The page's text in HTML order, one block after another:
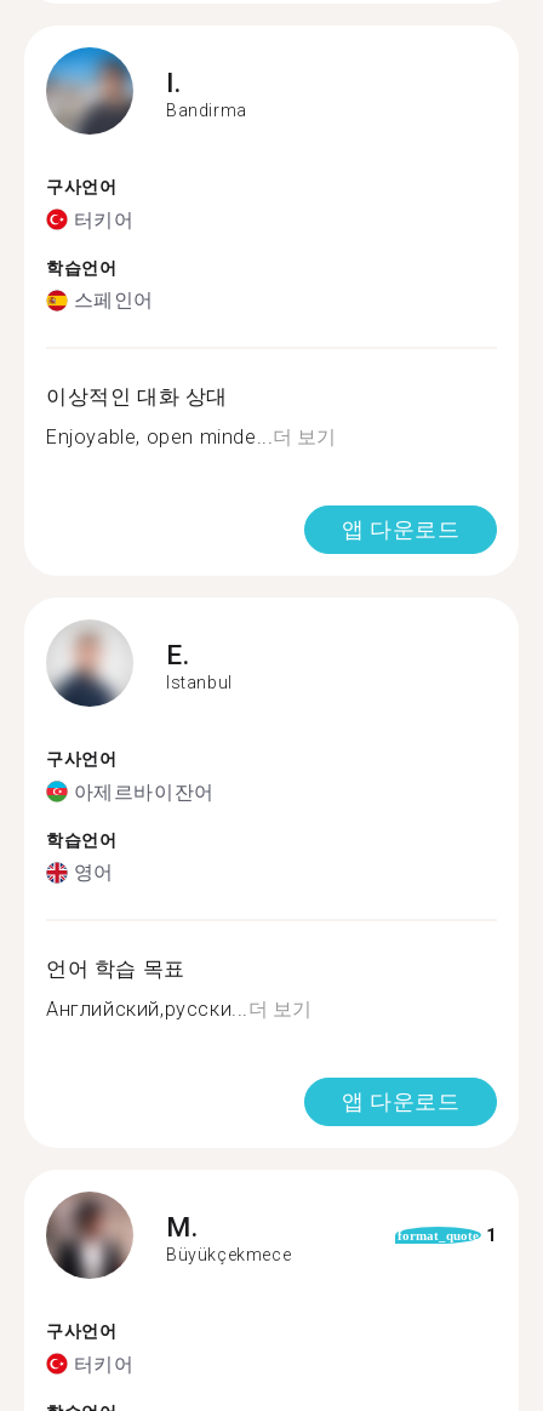
I.
Bandirma
구사언어
터키어
학습언어
스페인어
이상적인 대화 상대
Enjoyable, open minde...더 보기
앱 다운로드
E.
Istanbul
구사언어
아제르바이잔어
학습언어
영어
언어 학습 목표
Английский,русски...더 보기
앱 다운로드
M.
Büyükçekmece
format_quote 1
구사언어
터키어